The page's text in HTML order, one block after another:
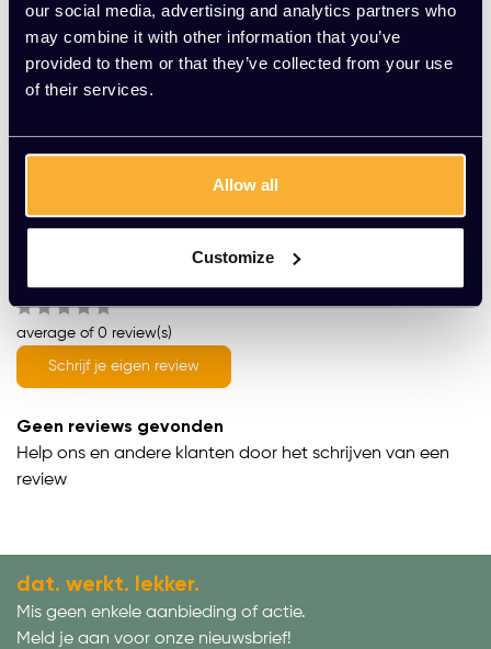
our social media, advertising and analytics partners who
may combine it with other information that you’ve
provided to them or that they’ve collected from your use
of their services.
Allow all
Customize
Gratis montage
Vrijblijvende offerte
Productomschrijving
Wat onze klanten zeggen
average of 0 review(s)
Schrijf je eigen review
Geen reviews gevonden
Help ons en andere klanten door het schrijven van een
review
dat. werkt. lekker.
Mis geen enkele aanbieding of actie.
Meld je aan voor onze nieuwsbrief!